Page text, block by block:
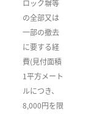
ロック塀等
の全部又は
一部の撤去
に要する経
費(見付面積
1平方メート
ルにつき、
8,000円を限